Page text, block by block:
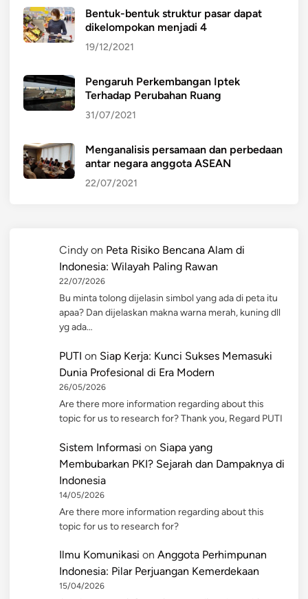
Bentuk-bentuk struktur pasar dapat
dikelompokan menjadi 4
19/12/2021
Pengaruh Perkembangan Iptek
Terhadap Perubahan Ruang
31/07/2021
Menganalisis persamaan dan perbedaan
antar negara anggota ASEAN
22/07/2021
Cindy on Peta Risiko Bencana Alam di
Indonesia: Wilayah Paling Rawan
22/07/2026
Bu minta tolong dijelasin simbol yang ada di peta itu
apaa? Dan dijelaskan makna warna merah, kuning dll
yg ada…
PUTI on Siap Kerja: Kunci Sukses Memasuki
Dunia Profesional di Era Modern
26/05/2026
Are there more information regarding about this
topic for us to research for? Thank you, Regard PUTI
Sistem Informasi on Siapa yang
Membubarkan PKI? Sejarah dan Dampaknya di
Indonesia
14/05/2026
Are there more information regarding about this
topic for us to research for?
Ilmu Komunikasi on Anggota Perhimpunan
Indonesia: Pilar Perjuangan Kemerdekaan
15/04/2026